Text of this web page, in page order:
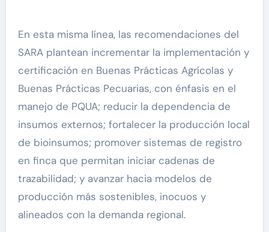
En esta misma línea, las recomendaciones del
SARA plantean incrementar la implementación y
certificación en Buenas Prácticas Agrícolas y
Buenas Prácticas Pecuarias, con énfasis en el
manejo de PQUA; reducir la dependencia de
insumos externos; fortalecer la producción local
de bioinsumos; promover sistemas de registro
en finca que permitan iniciar cadenas de
trazabilidad; y avanzar hacia modelos de
producción más sostenibles, inocuos y
alineados con la demanda regional.